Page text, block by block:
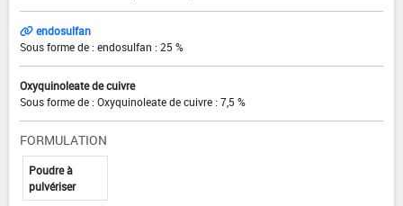
endosulfan
Sous forme de : endosulfan : 25 %
Oxyquinoleate de cuivre
Sous forme de : Oxyquinoleate de cuivre : 7,5 %
FORMULATION
Poudre à
pulvériser